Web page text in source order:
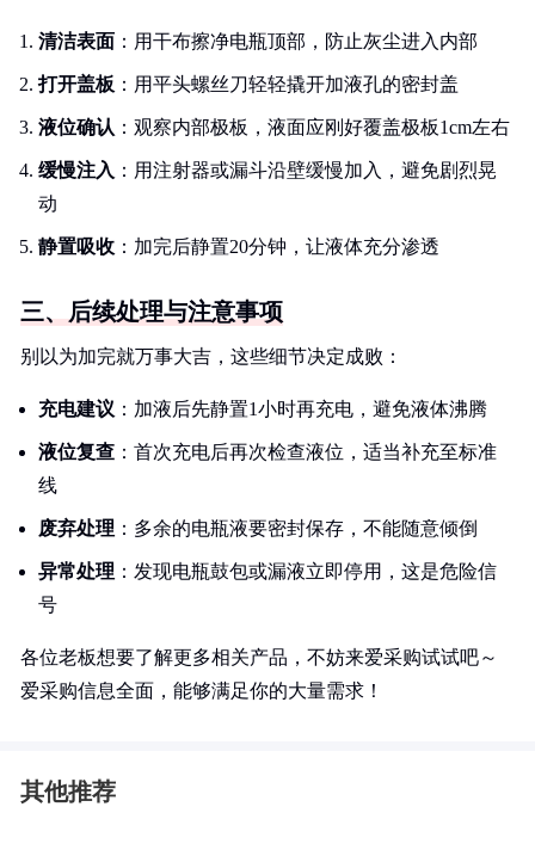
清洁表面 ：用干布擦净电瓶顶部，防止灰尘进入内部
打开盖板 ：用平头螺丝刀轻轻撬开加液孔的密封盖
液位确认 ：观察内部极板，液面应刚好覆盖极板1cm左右
缓慢注入 ：用注射器或漏斗沿壁缓慢加入，避免剧烈晃
动
静置吸收 ：加完后静置20分钟，让液体充分渗透
三、后续处理与注意事项
别以为加完就万事大吉，这些细节决定成败：
充电建议 ：加液后先静置1小时再充电，避免液体沸腾
液位复查 ：首次充电后再次检查液位，适当补充至标准
线
废弃处理 ：多余的电瓶液要密封保存，不能随意倾倒
异常处理 ：发现电瓶鼓包或漏液立即停用，这是危险信
号
各位老板想要了解更多相关产品，不妨来爱采购试试吧～
爱采购信息全面，能够满足你的大量需求！
其他推荐